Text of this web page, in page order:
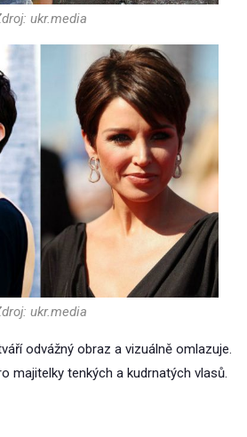
ukr.media
ukr.media
odvážný obraz a vizuálně omlazuje.
majitelky tenkých a kudrnatých vlasů.